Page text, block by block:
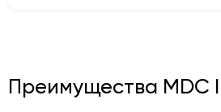
Преимущества MDC